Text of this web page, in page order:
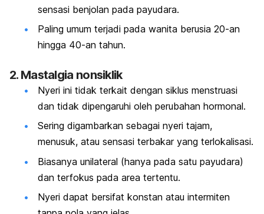
sensasi benjolan pada payudara.
Paling umum terjadi pada wanita berusia 20-an
hingga 40-an tahun.
2. Mastalgia nonsiklik
Nyeri ini tidak terkait dengan siklus menstruasi
dan tidak dipengaruhi oleh perubahan hormonal.
Sering digambarkan sebagai nyeri tajam,
menusuk, atau sensasi terbakar yang terlokalisasi.
Biasanya unilateral (hanya pada satu payudara)
dan terfokus pada area tertentu.
Nyeri dapat bersifat konstan atau intermiten